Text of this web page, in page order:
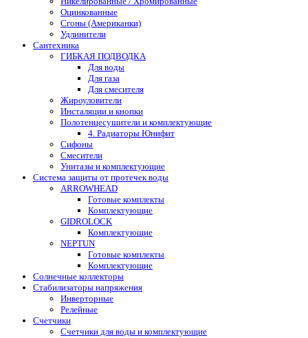
Оцинкованные
Сгоны (Американки)
Удлинители
Сантехника
ГИБКАЯ ПОДВОДКА
Для воды
Для газа
Для смесителя
Жироуловители
Инсталяции и кнопки
Полотенцесушители и комплектующие
4. Радиаторы Юнифит
Сифоны
Смесители
Унитазы и комплектующие
Система защиты от протечек воды
ARROWHEAD
Готовые комплекты
Комплектующие
GIDROLOCK
Комплектующие
NEPTUN
Готовые комплекты
Комплектующие
Солнечные коллекторы
Стабилизаторы напряжения
Инверторные
Релейные
Счетчики
Счетчики для воды и комплектующие